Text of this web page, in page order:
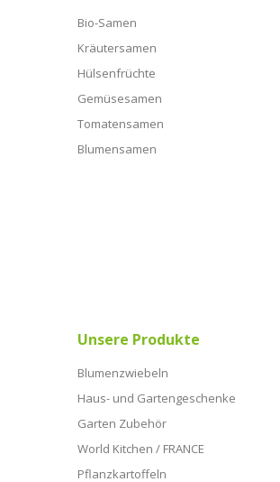
Bio-Samen
Kräutersamen
Hülsenfrüchte
Gemüsesamen
Tomatensamen
Blumensamen
Unsere Produkte
Blumenzwiebeln
Haus- und Gartengeschenke
Garten Zubehör
World Kitchen / FRANCE
Pflanzkartoffeln